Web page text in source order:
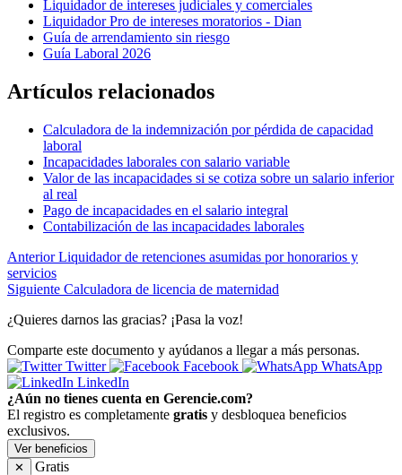
Liquidador de intereses judiciales y comerciales
Liquidador Pro de intereses moratorios - Dian
Guía de arrendamiento sin riesgo
Guía Laboral 2026
Artículos relacionados
Calculadora de la indemnización por pérdida de capacidad
laboral
Incapacidades laborales con salario variable
Valor de las incapacidades si se cotiza sobre un salario inferior
al real
Pago de incapacidades en el salario integral
Contabilización de las incapacidades laborales
Anterior Liquidador de retenciones asumidas por honorarios y
servicios
Siguiente Calculadora de licencia de maternidad
¿Quieres darnos las gracias? ¡Pasa la voz!
Comparte este documento y ayúdanos a llegar a más personas.
Twitter
Facebook
WhatsApp
LinkedIn
¿Aún no tienes cuenta en Gerencie.com?
El registro es completamente gratis y desbloquea beneficios
exclusivos.
Ver beneficios
✕
Gratis